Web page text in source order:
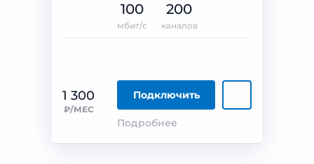
1 300
₽/МЕС
Подключить
Подробнее
100
мбит/с
200
каналов